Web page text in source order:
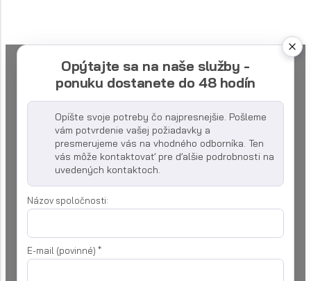
Opýtajte sa na naše služby -
ponuku dostanete do 48 hodín
Opíšte svoje potreby čo najpresnejšie. Pošleme
vám potvrdenie vašej požiadavky a
presmerujeme vás na vhodného odborníka. Ten
vás môže kontaktovať pre ďalšie podrobnosti na
uvedených kontaktoch.
Názov spoločnosti:
E-mail (povinné) *